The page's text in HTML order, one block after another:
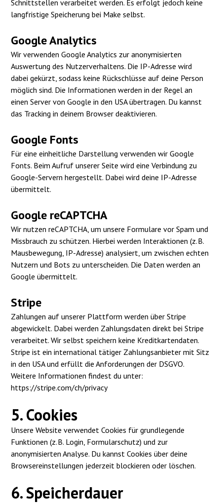
Schnittstellen verarbeitet werden. Es erfolgt jedoch keine
langfristige Speicherung bei Make selbst.
Google Analytics
Wir verwenden Google Analytics zur anonymisierten
Auswertung des Nutzerverhaltens. Die IP-Adresse wird
dabei gekürzt, sodass keine Rückschlüsse auf deine Person
möglich sind. Die Informationen werden in der Regel an
einen Server von Google in den USA übertragen. Du kannst
das Tracking in deinem Browser deaktivieren.
Google Fonts
Für eine einheitliche Darstellung verwenden wir Google
Fonts. Beim Aufruf unserer Seite wird eine Verbindung zu
Google-Servern hergestellt. Dabei wird deine IP-Adresse
übermittelt.
Google reCAPTCHA
Wir nutzen reCAPTCHA, um unsere Formulare vor Spam und
Missbrauch zu schützen. Hierbei werden Interaktionen (z. B.
Mausbewegung, IP-Adresse) analysiert, um zwischen echten
Nutzern und Bots zu unterscheiden. Die Daten werden an
Google übermittelt.
Stripe
Zahlungen auf unserer Plattform werden über Stripe
abgewickelt. Dabei werden Zahlungsdaten direkt bei Stripe
verarbeitet. Wir selbst speichern keine Kreditkartendaten.
Stripe ist ein international tätiger Zahlungsanbieter mit Sitz
in den USA und erfüllt die Anforderungen der DSGVO.
Weitere Informationen findest du unter:
https://stripe.com/ch/privacy
5. Cookies
Unsere Website verwendet Cookies für grundlegende
Funktionen (z. B. Login, Formularschutz) und zur
anonymisierten Analyse. Du kannst Cookies über deine
Browsereinstellungen jederzeit blockieren oder löschen.
6. Speicherdauer